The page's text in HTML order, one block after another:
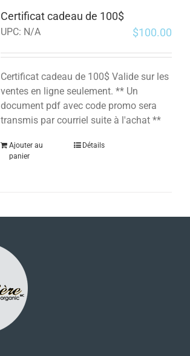
Certificat cadeau de 100$
UPC: N/A $100.00
Certificat cadeau de 100$ Valide sur les
ventes en ligne seulement. ** Un
document pdf avec code promo sera
transmis par courriel suite à l'achat **
Ajouter au
panier
Détails